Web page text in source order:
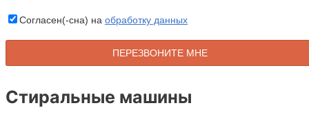
Согласен(-сна) на обработку данных
Стиральные машины